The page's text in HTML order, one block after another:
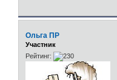
Ольга ПР
Участник
Рейтинг: